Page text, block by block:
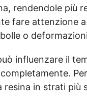
rendendole più
fare attenzione
o
influenzare il
Per
resina in strati più